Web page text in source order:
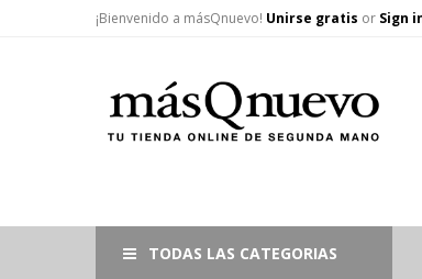
¡Bienvenido a másQnuevo! Unirse gratis or Sign
TODAS LAS CATEGORIAS